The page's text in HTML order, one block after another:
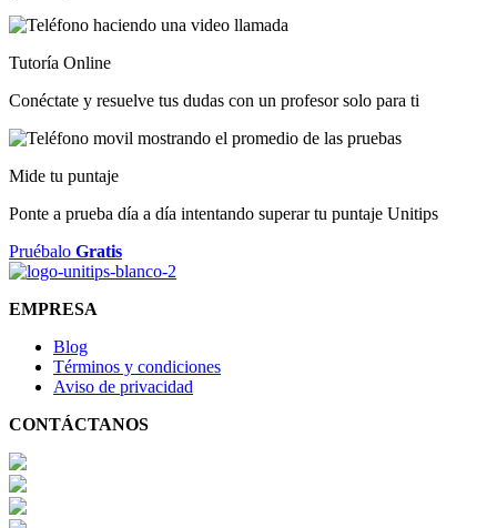
Tutoría Online
Conéctate y resuelve tus dudas con un profesor solo para ti
Mide tu puntaje
Ponte a prueba día a día intentando superar tu puntaje Unitips
Pruébalo Gratis
EMPRESA
Blog
Términos y condiciones
Aviso de privacidad
CONTÁCTANOS